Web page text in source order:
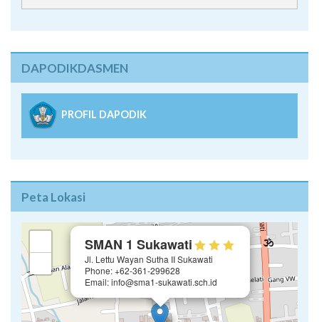
DAPODIKDASMEN
PROFIL DAPODIK
Peta Lokasi
SMAN 1 Sukawati
Jl. Lettu Wayan Sutha II Sukawati
Phone: +62-361-299628
Email: info@sma1-sukawati.sch.id